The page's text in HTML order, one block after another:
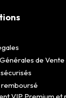
de Vente
remboursé